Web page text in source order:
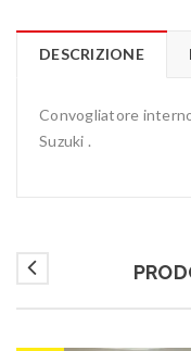
DESCRIZIONE
Convogliatore
Suzuki .